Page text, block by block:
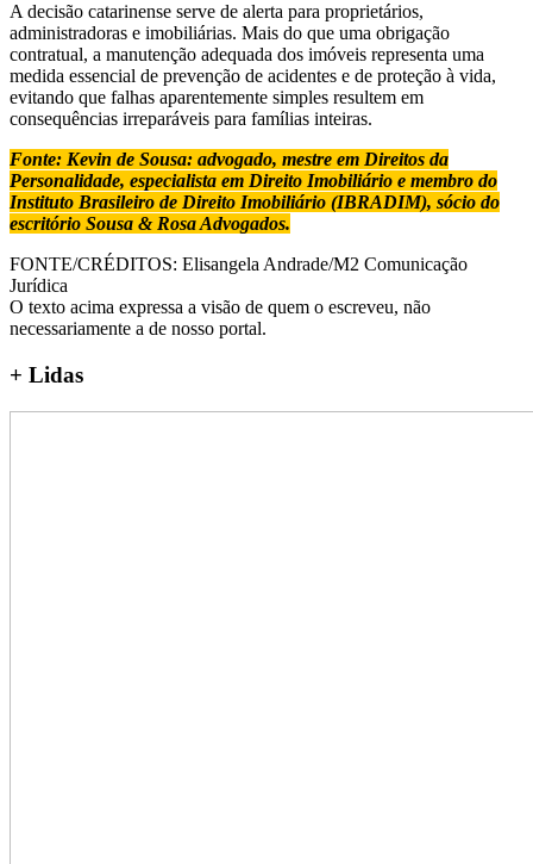
A decisão catarinense serve de alerta para proprietários,
administradoras e imobiliárias. Mais do que uma obrigação
contratual, a manutenção adequada dos imóveis representa uma
medida essencial de prevenção de acidentes e de proteção à vida,
evitando que falhas aparentemente simples resultem em
consequências irreparáveis para famílias inteiras.
Fonte: Kevin de Sousa: advogado, mestre em Direitos da
Personalidade, especialista em Direito Imobiliário e membro do
Instituto Brasileiro de Direito Imobiliário (IBRADIM), sócio do
escritório Sousa & Rosa Advogados.
FONTE/CRÉDITOS: Elisangela Andrade/M2 Comunicação
Jurídica
O texto acima expressa a visão de quem o escreveu, não
necessariamente a de nosso portal.
+ Lidas